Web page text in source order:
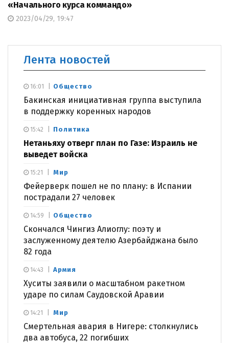
«Начального курса коммандо»
2023/04/29, 19:47
Лента новостей
Общество
Бакинская инициативная группа выступила
в поддержку коренных народов
16:01
Политика
Нетаньяху отверг план по Газе: Израиль не
выведет войска
15:42
Мир
Фейерверк пошел не по плану: в Испании
пострадали 27 человек
15:21
Общество
Скончался Чингиз Алиоглу: поэту и
заслуженному деятелю Азербайджана было
82 года
14:59
Армия
Хуситы заявили о масштабном ракетном
ударе по силам Саудовской Аравии
14:43
Мир
Смертельная авария в Нигере: столкнулись
два автобуса, 22 погибших
14:21